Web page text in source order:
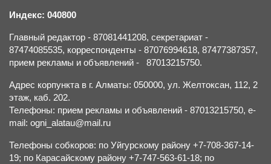
Индекс: 040800
Главный редактор - 87081441208, секретариат -
87474085535, корреспонденты - 87076994618, 87477387357,
прием рекламы и объявлений - 87013215750.
Адрес корпункта в г. Алматы: 050000, ул. Желтоксан, 112, 2
этаж, каб. 202.
Телефоны: прием рекламы и объявлений - 87013215750, e-
mail: ogni_alatau@mail.ru
Телефоны собкоров: по Уйгурскому району +7-708-367-14-
19; по Карасайскому району +7-747-563-61-18; по